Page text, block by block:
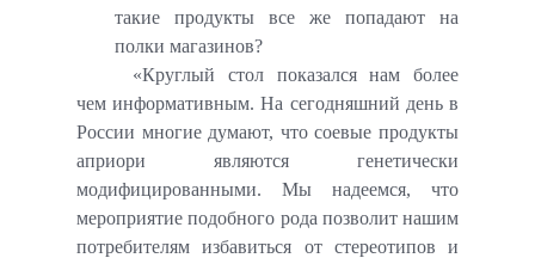
такие продукты все же попадают на
полки магазинов?
«Круглый стол показался нам более
чем информативным. На сегодняшний день в
России многие думают, что соевые продукты
априори являются генетически
модифицированными. Мы надеемся, что
мероприятие подобного рода позволит нашим
потребителям избавиться от стереотипов и